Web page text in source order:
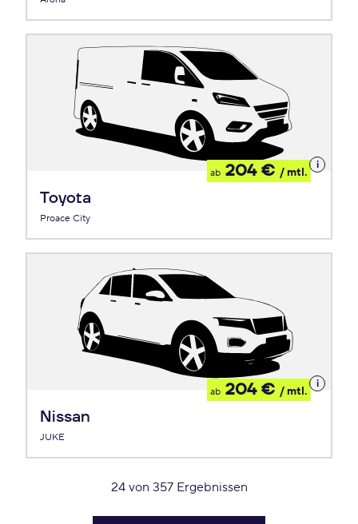
Toyota
Proace City
ab 204 € / mtl.
Details
zum
Nissan
JUKE
ab 204 € / mtl.
Details
zum
24 von 357 Ergebnissen